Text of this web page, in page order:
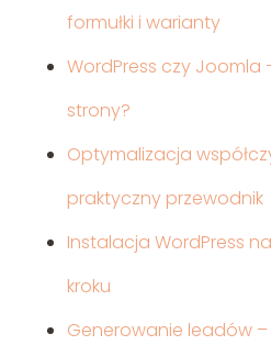
formułki i warianty
WordPress czy Joomla
strony?
Optymalizacja
praktyczny przewodnik
Instalacja WordPress na
kroku
Generowanie leadów